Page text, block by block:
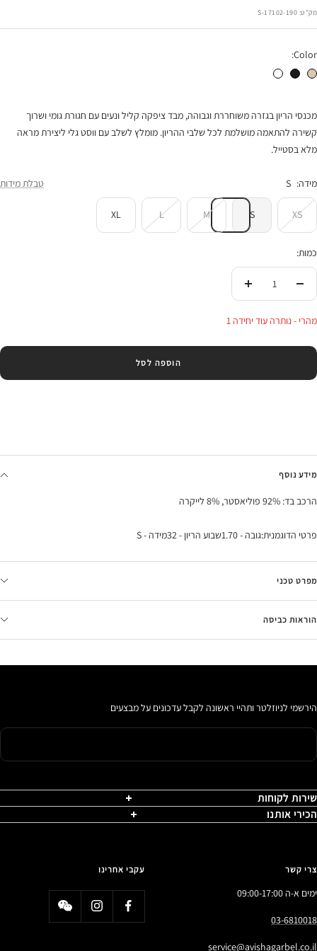
בהנחה
מק"ט: 17102-190-S
Color:
מכנסי הריון עופרי חול מכנסי הריון עופרי שחורמכנסי הריון עופרי לבן
מכנסי הריון בגזרה משוחררת וגבוהה, מבד ציפקה קליל ונעים עם חגורת גומי ושרוך
קשירה להתאמה מושלמת לכל שלבי ההריון. מומלץ לשלב עם ווסט גלי ליצירת מראה
מלא בסטייל.
מידה: S טבלת מידות
XS
S
M
L
XL
כמות:
העלי
מהרי - נותרה עוד יחידה 1
הוספה לסל
מידע נוסף
הרכב בד: 92% פוליאסטר, 8% לייקרה
פרטי הדוגמנית:גובה - 1.70שבוע הריון - 32מידה - S
מפרט טכני
הוראות כביסה
הירשמי לניוזלטר ותהיי ראשונה לקבל עדכונים על מבצעים
שירות לקוחות
הכירי אותנו
צרי קשר
ימים א-ה 09:00-17:00
03-6810018
service@avishagarbel.co.il
עקבי אחרינו